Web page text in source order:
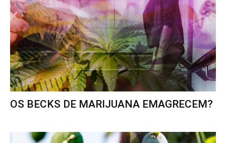
OS BECKS DE MARIJUANA EMAGRECEM?